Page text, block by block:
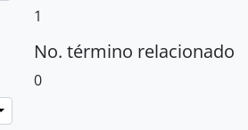
1
No. término relacionado
0